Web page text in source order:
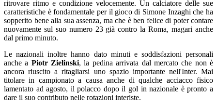
ritrovare ritmo e condizione velocemente. Un calciatore delle sue
caratteristiche è fondamentale per il gioco di Simone Inzaghi che ha
sopperito bene alla sua assenza, ma che è ben felice di poter contare
nuovamente sul suo numero 23 già contro la Roma, magari anche
dal primo minuto.
Le nazionali inoltre hanno dato minuti e soddisfazioni personali
anche a Piotr Zielinski, la pedina arrivata dal mercato che non è
ancora riuscito a ritagliarsi uno spazio importante nell'Inter. Mai
titolare in campionato a causa anche di qualche acciacco fisico
lamentato ad agosto, il polacco dopo il gol in nazionale è pronto a
dare il suo contributo nelle rotazioni interiste.